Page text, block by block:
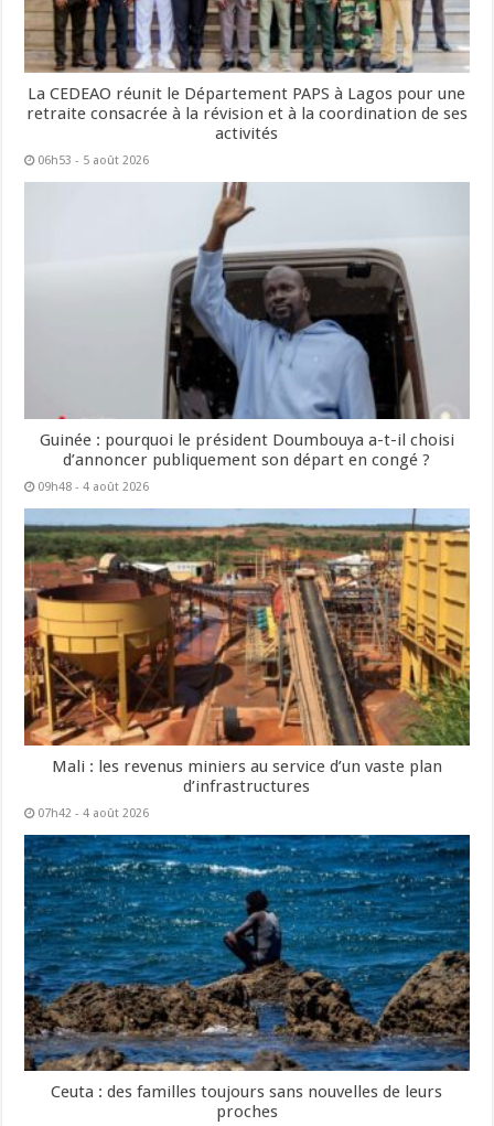
La CEDEAO réunit le Département PAPS à Lagos pour une
retraite consacrée à la révision et à la coordination de ses
activités
06h53 - 5 août 2026
Guinée : pourquoi le président Doumbouya a-t-il choisi
d’annoncer publiquement son départ en congé ?
09h48 - 4 août 2026
Mali : les revenus miniers au service d’un vaste plan
d’infrastructures
07h42 - 4 août 2026
Ceuta : des familles toujours sans nouvelles de leurs
proches